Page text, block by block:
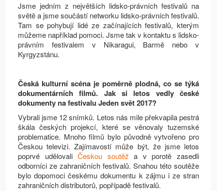
Jsme jedním z největších lidsko-právních festivalů na
světě a jsme součástí networku lidsko-právních festivalů.
Tam se pohybují lidé ze začínajících festivalů, kterým
můžeme například pomoci. Jsme tak v kontaktu s lidsko-
právním festivalem v Nikaragui, Barmě nebo v
Kyrgyzstánu.
Česká kulturní scéna je poměrně plodná, co se týká
dokumentárních filmů. Jak si letos vedly české
dokumenty na festivalu Jeden svět 2017?
Vybrali jsme 12 snímků. Letos nás mile překvapila pestrá
škála českých projekcí, které se věnovaly tuzemské
problematice. Mnoho filmů bylo původně vytvořeno pro
Českou televizi. Zajímavostí může být, že jsme letos
poprvé udělovaliČeskou soutěž a v porotě zasedli
odborníci ze zahraničních festivalů. Snahou této soutěže
bylo dopomoci českému dokumentu k zájmu i ze stran
zahraničních distributorů, popřípadě festivalů.